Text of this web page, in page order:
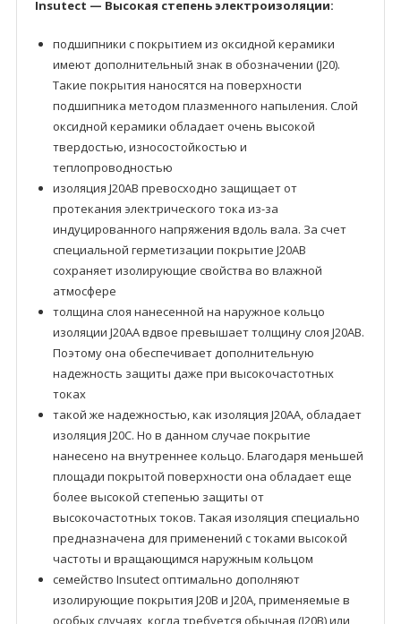
Insutect — Высокая степень электроизоляции:
подшипники с покрытием из оксидной керамики
имеют дополнительный знак в обозначении (J20).
Такие покрытия наносятся на поверхности
подшипника методом плазменного напыления. Слой
оксидной керамики обладает очень высокой
твердостью, износостойкостью и
теплопроводностью
изоляция J20AB превосходно защищает от
протекания электрического тока из-за
индуцированного напряжения вдоль вала. За счет
специальной герметизации покрытие J20AB
сохраняет изолирующие свойства во влажной
атмосфере
толщина слоя нанесенной на наружное кольцо
изоляции J20AA вдвое превышает толщину слоя J20AB.
Поэтому она обеспечивает дополнительную
надежность защиты даже при высокочастотных
токах
такой же надежностью, как изоляция J20AA, обладает
изоляция J20C. Но в данном случае покрытие
нанесено на внутреннее кольцо. Благодаря меньшей
площади покрытой поверхности она обладает еще
более высокой степенью защиты от
высокочастотных токов. Такая изоляция специально
предназначена для применений с токами высокой
частоты и вращающимся наружным кольцом
семейство Insutect оптимально дополняют
изолирующие покрытия J20B и J20A, применяемые в
особых случаях, когда требуется обычная (J20B) или